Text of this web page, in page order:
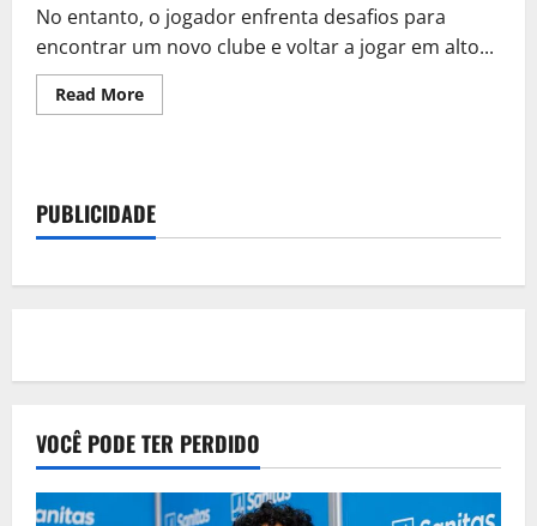
No entanto, o jogador enfrenta desafios para
encontrar um novo clube e voltar a jogar em alto...
Read MoreRead
more
suspensão
abre
caminho
PUBLICIDADE
VOCÊ PODE TER PERDIDO